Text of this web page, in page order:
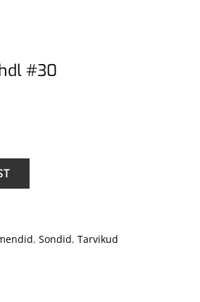
#30
, Sondid, Tarvikud